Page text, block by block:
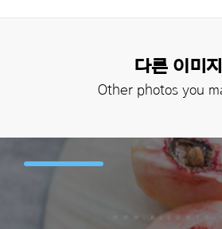
다른 이미지
Other photos you